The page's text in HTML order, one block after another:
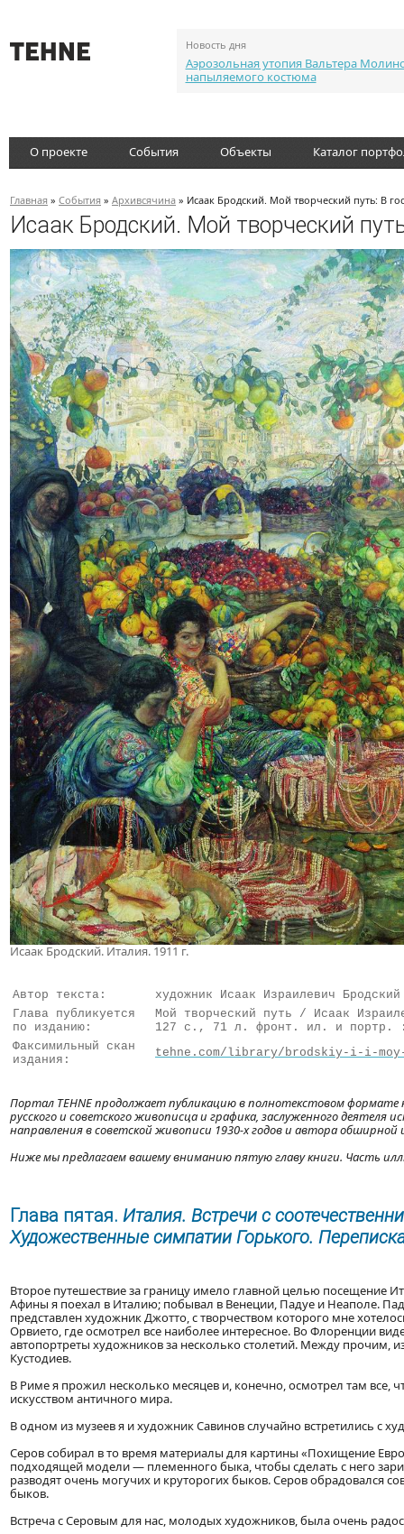
Новость дня
Аэрозольная утопия Вальтера
напыляемого костюма
О проекте События Объекты Каталог
Главная » События » Архивсячина » Исаак Бродский. Мой творческий путь: В
Исаак Бродский. Мой творческий
Исаак Бродский. Италия. 1911 г.
Автор текста:
художник Исаак Израилевич
Глава публикуется
по изданию:
Мой творческий путь / Исаак
127 с., 71 л. фронт. ил. и портр.
Факсимильный скан
издания:
tehne.com/library/brodskiy-i-i-
Портал TEHNE продолжает публикацию в полнотекстовом формате
русского и советского живописца и графика, заслуженного деятеля
направления в советской живописи 1930-х годов и автора
Ниже мы предлагаем вашему вниманию пятую главу книги. Часть
Глава пятая. Италия. Встречи с
Художественные симпатии Горького.
Второе путешествие за границу имело главной целью посещение
Афины я поехал в Италию; побывал в Венеции, Падуе и Неаполе.
представлен художник Джотто, с творчеством которого мне
Орвието, где осмотрел все наиболее интересное. Во Флоренции
автопортреты художников за несколько столетий. Между прочим,
Кустодиев.
В Риме я прожил несколько месяцев и, конечно, осмотрел там
искусством античного мира.
В одном из музеев я и художник Савинов случайно встретились с
Серов собирал в то время материалы для картины «Похищение
подходящей модели — племенного быка, чтобы сделать с него
разводят очень могучих и круторогих быков. Серов обрадовался
быков.
Встреча с Серовым для нас, молодых художников, была очень